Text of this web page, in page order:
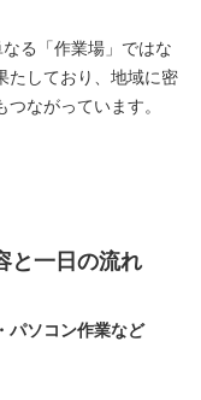
る「作業場」ではな
たしており、地域に密
ながっています。
と一日の流れ
パソコン作業など